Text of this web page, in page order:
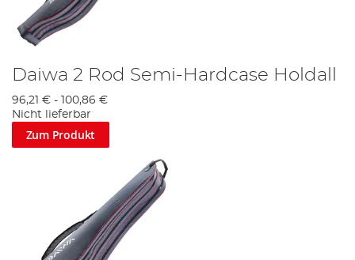
Daiwa 2 Rod Semi-Hardcase Holdall
96,21 € - 100,86 €
Nicht lieferbar
Zum Produkt